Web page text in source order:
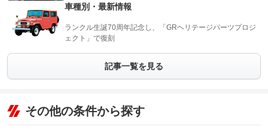
車種別・最新情報
ランクル生誕70周年記念し、「GRヘリテージパーツプロジ
ェクト」で復刻
記事一覧を見る
その他の条件から探す